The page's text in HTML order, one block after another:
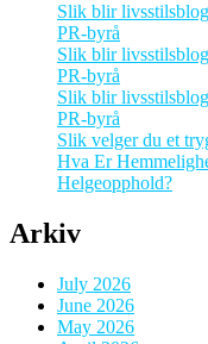
Slik blir
PR-byrå
Slik blir
PR-byrå
Slik blir
PR-byrå
Slik velger du et
Hva Er
Helgeopphold?
Arkiv
July 2026
June 2026
May 2026